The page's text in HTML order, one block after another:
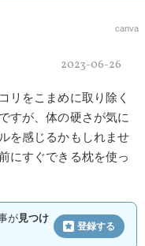
canva
2023-06-26
リをこまめに取り除く
すが、体の硬さが気に
を感じるかもしれませ
にすぐできる枕を使っ
が見つけ
登録する